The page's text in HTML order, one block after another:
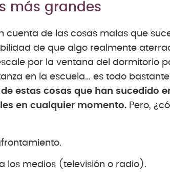
más grandes
cuenta de las cosas malas que
de que algo realmente
por la ventana del dormitorio
en la escuela… es todo
estas cosas que han sucedido
en cualquier momento. Pero,
los medios (televisión o radio).